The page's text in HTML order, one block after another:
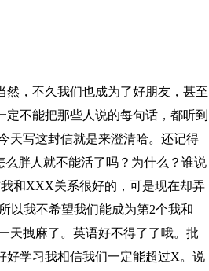
，不久我们也成为了好朋友，甚至
不能把那些人说的每句话，都听到
天写这封信就是来澄清哈。还记得
胖人就不能活了吗？为什么？谁说
和XXX关系很好的，可是现在却弄
以我不希望我们能成为第2个我和
天拽麻了。英语好不得了了哦。批
好学习我相信我们一定能超过X。说